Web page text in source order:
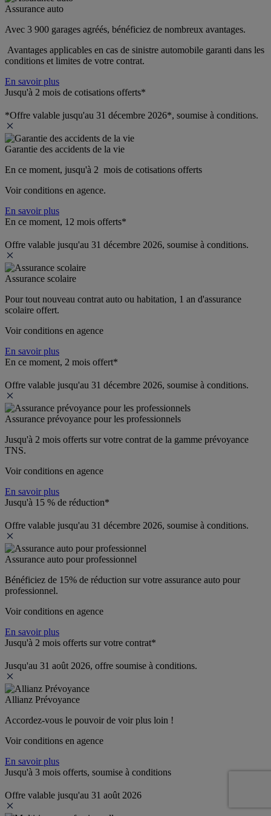
Assurance auto
Avec 3 900 garages agréés, bénéficiez de nombreux avantages.
Avantages applicables en cas de sinistre automobile garanti dans les
conditions et limites de votre contrat.
En savoir plus
Jusqu'à 2 mois de cotisations offerts*
*Offre valable jusqu'au 31 décembre 2026*, soumise à conditions.
Garantie des accidents de la vie
En ce moment, jusqu'à 2  mois de cotisations offerts
Voir conditions en agence.
En savoir plus
En ce moment, 12 mois offerts*
Offre valable jusqu'au 31 décembre 2026, soumise à conditions.
Assurance scolaire
Pour tout nouveau contrat auto ou habitation, 1 an d'assurance
scolaire offert.
Voir conditions en agence
En savoir plus
En ce moment, 2 mois offert*
Offre valable jusqu'au 31 décembre 2026, soumise à conditions.
Assurance prévoyance pour les professionnels
Jusqu'à 2 mois offerts sur votre contrat de la gamme prévoyance
TNS.
Voir conditions en agence
En savoir plus
Jusqu'à 15 % de réduction*
Offre valable jusqu'au 31 décembre 2026, soumise à conditions.
Assurance auto pour professionnel
Bénéficiez de 15% de réduction sur votre assurance auto pour
professionnel.
Voir conditions en agence
En savoir plus
Jusqu'à 2 mois offerts sur votre contrat*
Jusqu'au 31 août 2026, offre soumise à conditions.
Allianz Prévoyance
Accordez-vous le pouvoir de voir plus loin !
Voir conditions en agence
En savoir plus
Jusqu'à 3 mois offerts, soumise à conditions
Offre valable jusqu'au 31 août 2026